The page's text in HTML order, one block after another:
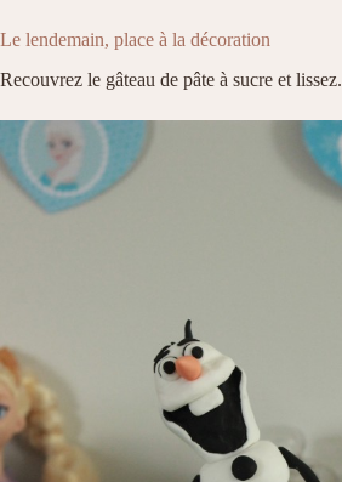
Le lendemain, place à la décoration
Recouvrez le gâteau de pâte à sucre et lissez.